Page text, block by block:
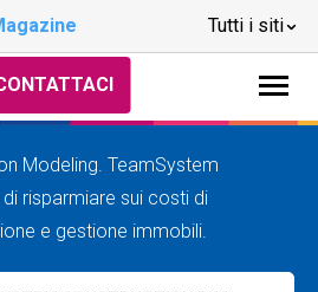
Tutti i siti
Modeling. TeamSystem
risparmiare sui costi di
e gestione immobili.